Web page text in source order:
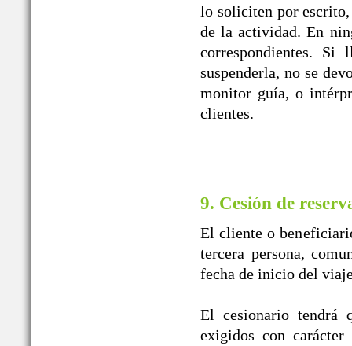
lo soliciten por
de la actividad. En
correspondientes. Si
suspenderla, no se
monitor guía, o
clientes.
9. Cesión de
El cliente o
tercera persona,
fecha de inicio del
El cesionario tendrá
exigidos con